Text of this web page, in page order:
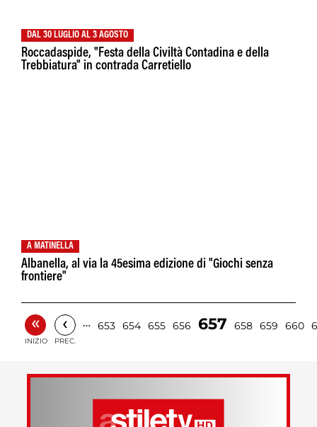
DAL 30 LUGLIO AL 3 AGOSTO
Roccadaspide, "Festa della Civiltà Contadina e della
Trebbiatura" in contrada Carretiello
A MATINELLA
Albanella, al via la 45esima edizione di "Giochi senza
frontiere"
«
INIZIO
‹
PREC.
… 653 654 655 656 657 658 659 660